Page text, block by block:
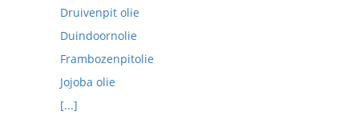
Druivenpit olie
Duindoornolie
Frambozenpitolie
Jojoba olie
[...]